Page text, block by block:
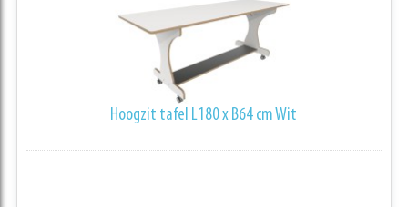
Hoogzit tafel L180 x B64 cm Wit